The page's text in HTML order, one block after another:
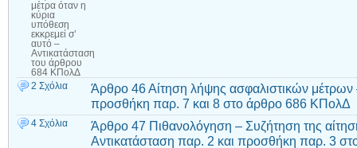
μέτρα όταν η
κύρια
υπόθεση
εκκρεμεί σ’
αυτό –
Αντικατάσταση
του άρθρου
684 ΚΠολΔ
2 Σχόλια
Άρθρο 46 Αίτηση λήψης ασφαλιστικών
προσθήκη παρ. 7 και 8 στο άρθρο 686 ΚΠολΔ
4 Σχόλια
Άρθρο 47 Πιθανολόγηση – Συζήτηση της
Αντικατάσταση παρ. 2 και προσθήκη παρ. 3